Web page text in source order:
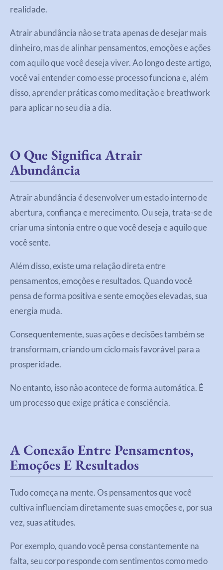
realidade.
Atrair abundância não se trata apenas de desejar mais
dinheiro, mas de alinhar pensamentos, emoções e ações
com aquilo que você deseja viver. Ao longo deste artigo,
você vai entender como esse processo funciona e, além
disso, aprender práticas como meditação e breathwork
para aplicar no seu dia a dia.
O Que Significa Atrair
Abundância
Atrair abundância é desenvolver um estado interno de
abertura, confiança e merecimento. Ou seja, trata-se de
criar uma sintonia entre o que você deseja e aquilo que
você sente.
Além disso, existe uma relação direta entre
pensamentos, emoções e resultados. Quando você
pensa de forma positiva e sente emoções elevadas, sua
energia muda.
Consequentemente, suas ações e decisões também se
transformam, criando um ciclo mais favorável para a
prosperidade.
No entanto, isso não acontece de forma automática. É
um processo que exige prática e consciência.
A Conexão Entre Pensamentos,
Emoções E Resultados
Tudo começa na mente. Os pensamentos que você
cultiva influenciam diretamente suas emoções e, por sua
vez, suas atitudes.
Por exemplo, quando você pensa constantemente na
falta, seu corpo responde com sentimentos como medo